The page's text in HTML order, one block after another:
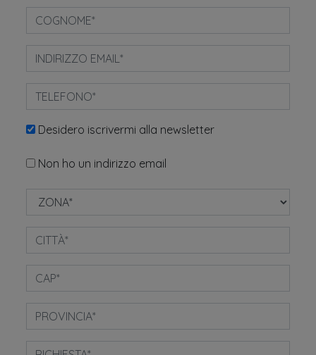
Desidero iscrivermi alla newsletter
Non ho un indirizzo email